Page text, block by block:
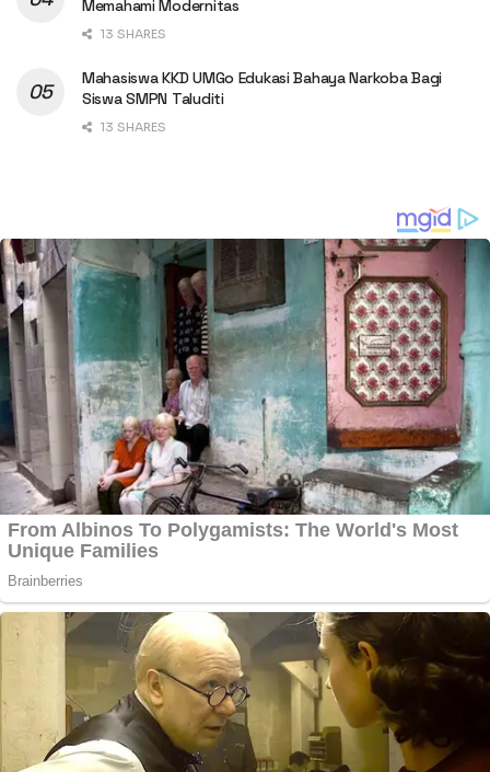
Memahami Modernitas
13 SHARES
Mahasiswa KKD UMGo Edukasi Bahaya Narkoba Bagi
Siswa SMPN Taluditi
13 SHARES